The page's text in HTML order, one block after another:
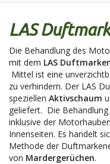
LAS
Die Behandlung des
mit dem LAS
Mittel ist eine
zu verhindern. Der LAS
speziellen Aktivschaum
geliefert. Die
inklusive der
Innenseiten. Es handelt
Methode der
von Mardergerüchen.